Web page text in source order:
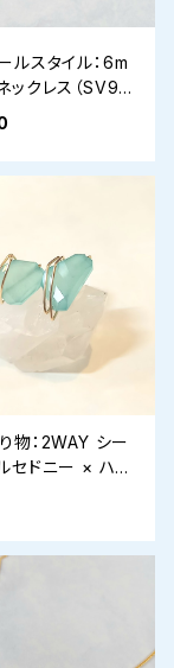
ルスタイル：6m
ックレス（SV92
ストレスフリー
ット・ユニバーサ
〜
物：2WAY シー
セドニー × ハー
モンド・ピアス
ト